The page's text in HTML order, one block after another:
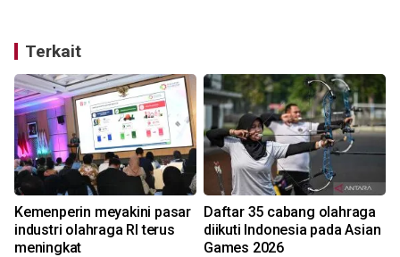
Terkait
Kemenperin meyakini pasar
industri olahraga RI terus
meningkat
Daftar 35 cabang olahraga
diikuti Indonesia pada Asian
Games 2026